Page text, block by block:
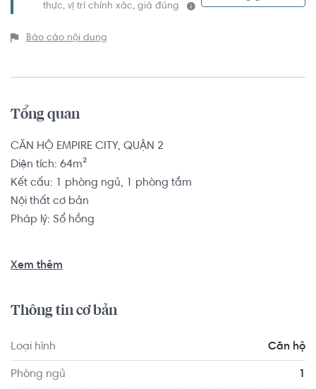
thực, vị trí chính xác, giá đúng
Báo cáo nội dung
Tổng quan
CĂN HỘ EMPIRE CITY, QUẬN 2
Diện tích: 64m²
Kết cấu: 1 phòng ngủ, 1 phòng tắm
Nội thất cơ bản
Pháp lý: Sổ hồng
giáo dục và giải trí xung quanh như: Trạm Y Tế Phường 18
Xem thêm
Thông tin cơ bản
Loại hình Căn hộ
Phòng ngủ 1